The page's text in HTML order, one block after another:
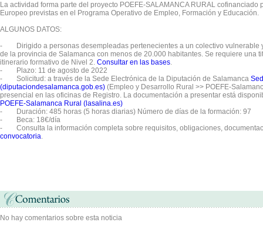
La actividad forma parte del proyecto POEFE-SALAMANCA RURAL cofinanciado
Europeo previstas en el Programa Operativo de Empleo, Formación y Educación.
ALGUNOS DATOS:
- Dirigido a personas desempleadas pertenecientes a un colectivo vulnerable
de la provincia de Salamanca con menos de 20.000 habitantes. Se requiere una
itinerario formativo de Nivel 2. Consultar en las bases.
- Plazo: 11 de agosto de 2022
- Solicitud: a través de la Sede Electrónica de la Diputación de Salamanca
(diputaciondesalamanca.gob.es) (Empleo y Desarrollo Rural >> POEFE-
presencial en las oficinas de Registro. La documentación a presentar está
POEFE-Salamanca Rural (lasalina.es)
- Duración: 485 horas (5 horas diarias) Número de días de la formación: 97
- Beca: 18€/día
- Consulta la información completa sobre requisitos, obligaciones,
convocatoria.
No hay comentarios sobre esta noticia